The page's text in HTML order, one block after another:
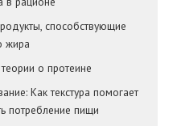
способствующие
жира
о протеине
Как текстура помогает
потребление пищи